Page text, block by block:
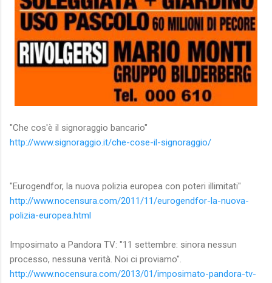
"Che cos'è il signoraggio bancario"
http://www.signoraggio.it/che-cose-il-signoraggio/
"Eurogendfor, la nuova polizia europea con poteri illimitati"
http://www.nocensura.com/2011/11/eurogendfor-la-nuova-
polizia-europea.html
Imposimato a Pandora TV: "11 settembre: sinora nessun
processo, nessuna verità. Noi ci proviamo".
http://www.nocensura.com/2013/01/imposimato-pandora-tv-